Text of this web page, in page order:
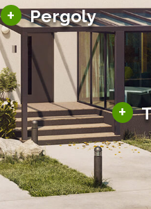
+ Pergoly
Hliníkové pergoly
Bioklimatické pergoly
Altány a zastrešenie
Solárne pergoly
+